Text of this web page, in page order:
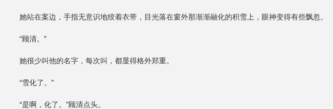
她站在案边，手指无意识地绞着衣带，目光落在窗外那渐渐融化的积雪上，眼神变得有些飘忽。
“顾清。”
她很少叫他的名字，每次叫，都显得格外郑重。
“雪化了。”
“是啊，化了。”顾清点头。